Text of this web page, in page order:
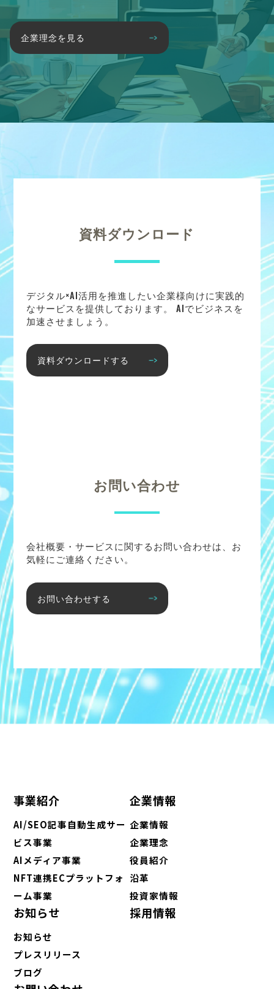
企業理念を見る
資料ダウンロード
デジタル×AI活用を推進したい企業様向けに実践的
なサービスを提供しております。 AIでビジネスを
加速させましょう。
資料ダウンロードする
お問い合わせ
会社概要・サービスに関するお問い合わせは、お
気軽にご連絡ください。
お問い合わせする
事業紹介
AI/SEO記事自動生成サー
ビス事業
AIメディア事業
NFT連携ECプラットフォ
ーム事業
企業情報
企業情報
企業理念
役員紹介
沿革
投資家情報
お知らせ
お知らせ
プレスリリース
ブログ
採用情報